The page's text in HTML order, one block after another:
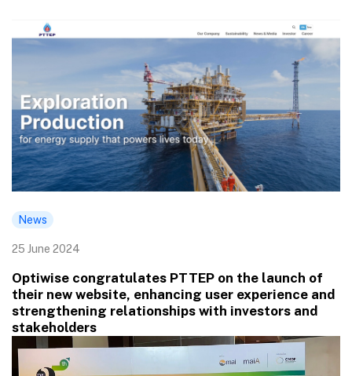
News
25 June 2024
Optiwise congratulates PTTEP on the launch of
their new website, enhancing user experience and
strengthening relationships with investors and
stakeholders